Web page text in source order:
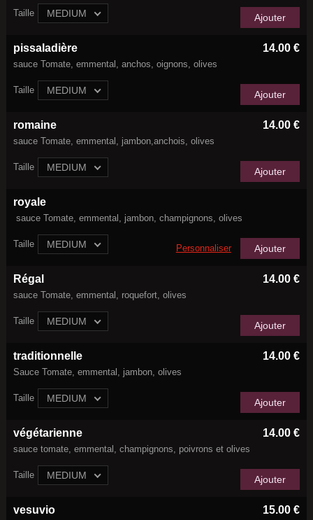
Taille MEDIUM Ajouter
14.00 €
pissaladière
sauce Tomate, emmental, anchos, oignons, olives
Taille MEDIUM Ajouter
14.00 €
romaine
sauce Tomate, emmental, jambon,anchois, olives
Taille MEDIUM Ajouter
royale
sauce Tomate, emmental, jambon, champignons, olives
Taille MEDIUM Personnaliser Ajouter
14.00 €
Régal
sauce Tomate, emmental, roquefort, olives
Taille MEDIUM Ajouter
14.00 €
traditionnelle
Sauce Tomate, emmental, jambon, olives
Taille MEDIUM Ajouter
14.00 €
végétarienne
sauce tomate, emmental, champignons, poivrons et olives
Taille MEDIUM Ajouter
15.00 €
vesuvio